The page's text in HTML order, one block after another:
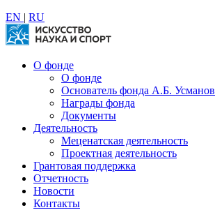
EN | RU
О фонде
О фонде
Основатель фонда А.Б. Усманов
Награды фонда
Документы
Деятельность
Меценатская деятельность
Проектная деятельность
Грантовая поддержка
Отчетность
Новости
Контакты